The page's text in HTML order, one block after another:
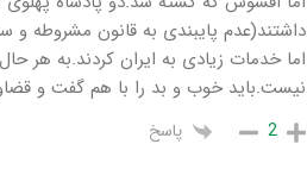
داشتند(عدم پایبندی به قانون مشروطه و
اما خدمات زیادی به ایران کردند.به هر
نیست.باید خوب و بد را با هم گفت و
2 پاسخ